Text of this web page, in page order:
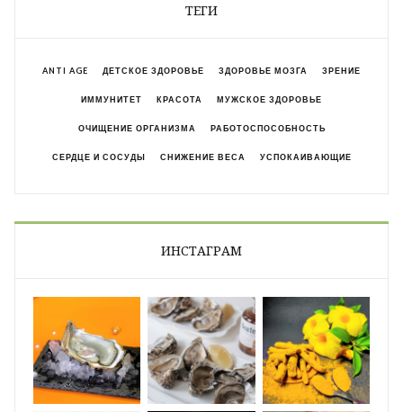
ТЕГИ
ANTI AGE ДЕТСКОЕ ЗДОРОВЬЕ ЗДОРОВЬЕ МОЗГА ЗРЕНИЕ
ИММУНИТЕТ КРАСОТА МУЖСКОЕ ЗДОРОВЬЕ
ОЧИЩЕНИЕ ОРГАНИЗМА РАБОТОСПОСОБНОСТЬ
СЕРДЦЕ И СОСУДЫ СНИЖЕНИЕ ВЕСА УСПОКАИВАЮЩИЕ
ИНСТАГРАМ